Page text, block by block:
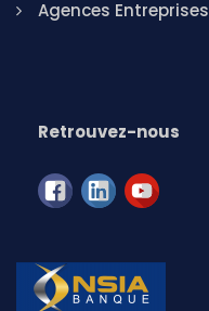
Agences Entreprises
Retrouvez-nous